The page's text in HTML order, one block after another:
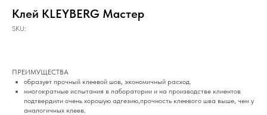
Клей KLEYBERG Мастер
SKU:
ПРЕИМУЩЕСТВА
образует прочный клеевой шов, экономичный расход.
многократные испытания в лаборатории и на производстве клиентов
подтвердили очень хорошую адгезию,прочность клеевого шва выше, чем у
аналогичных клеев.